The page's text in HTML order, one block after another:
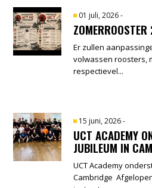
01 juli, 2026-
Er zullen
volwassen roosters,
respectievel...
15 juni, 2026-
UCT ACADEMY
JUBILEUM IN
UCT Academy
Cambridge